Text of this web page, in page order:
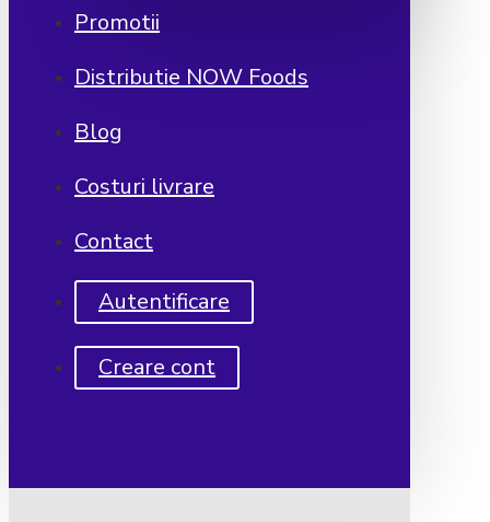
Promotii
Distributie NOW Foods
Blog
Costuri livrare
Contact
Autentificare
Creare cont